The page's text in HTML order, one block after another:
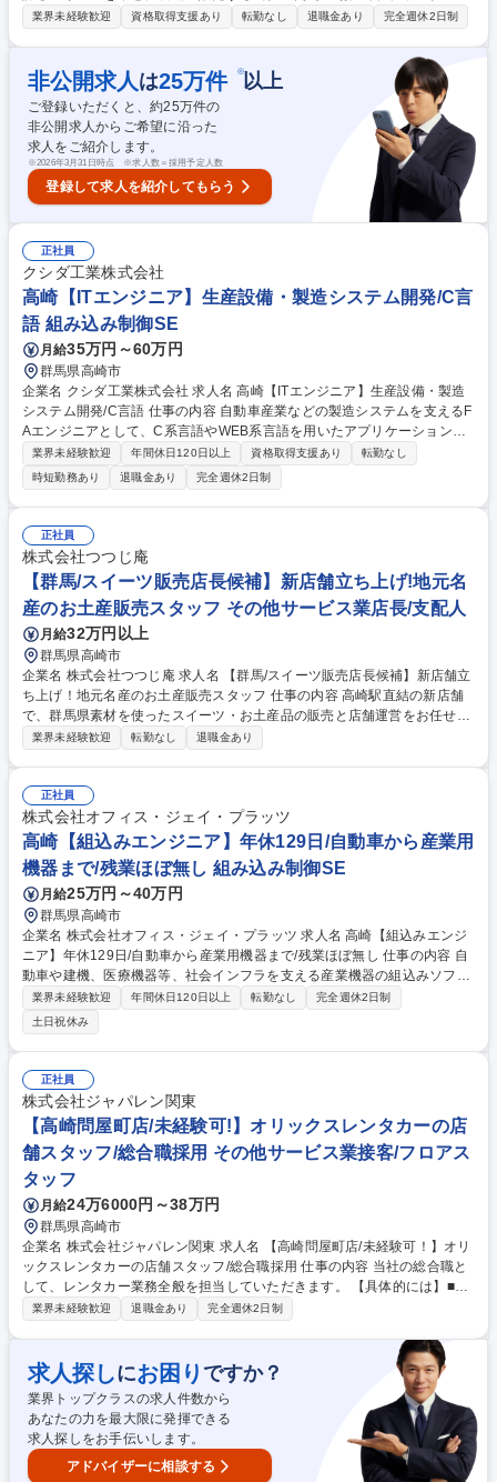
計画した生産予定に対し、適切な原料資材の手配と供給計画の立案やサプ
プロセスを作成する■生産計画を基にした原材料の購入計画を作成■年間を
通した在庫数及び在庫金額のコントロールを行い管理する■SAPデータ処
理■生産実績に伴うデータ集積およびロス分析■原料の移動指示書の作成■
棚卸に関する資料の取りまとめ■コストセービングの計画立案と実行 [変更
の範囲：会社の定める業務] 募集職種 高崎【原材料調達担当】世界シェア
No.1シリアルメーカー/設立60年以上の安定性
業界未経験歓迎 資格取得支援あり 転勤なし 退職金あり 完全週休2日制
非公開求人 は25万件 ※以上
ご登録いただくと、約25万件の
非公開求人からご希望に沿った
求人をご紹介します。
※2026年3月31日時点 ※求人数＝採用予定人数
登録して求人を紹介してもらう
正社員
クシダ工業株式会社
高崎【ITエンジニア】生産設備・製造システム開発/C言
語 組み込み制御SE
月給35万円～60万円
群馬県高崎市
企業名 クシダ工業株式会社 求人名 高崎【ITエンジニア】生産設備・製造
システム開発/C言語 仕事の内容 自動車産業などの製造システムを支えるF
Aエンジニアとして、C系言語やWEB系言語を用いたアプリケーション開
発や生産管理システムの構築・運用をお任せします。 工場向けアプリケー
ションや生産管理・監視システムの開発・運用を担当。PLCや上位システ
ムとの通信制御、機能改修、トラブル対応に加え、顧客との仕様打合せや
システム導入時の試運転・調整まで幅広く携わります。製造業のDX推進
を支え、技術力を活かして成長できる仕事です。 募集職種 高崎【ITエン
ジニア】生産設備・製造システム開発/C言語
業界未経験歓迎 年間休日120日以上 資格取得支援あり
転勤なし
時短勤務あり
退職金あり 完全週休2日制
正社員
株式会社つつじ庵
【群馬/スイーツ販売店長候補】新店舗立ち上げ!地元名
産のお土産販売スタッフ その他サービス業店長/支配人
月給32万円以上
群馬県高崎市
企業名 株式会社つつじ庵 求人名 【群馬/スイーツ販売店長候補】新店舗立
ち上げ！地元名産のお土産販売スタッフ 仕事の内容 高崎駅直結の新店舗
で、群馬県素材を使ったスイーツ・お土産品の販売と店舗運営をお任せし
ます！接客や売上管理に加え、スタッフのマネジメントも、イベント企画
メント ・商品の陳列、季節ごとの装飾、イベントの企画 募集職種 【群馬/
スイーツ販売店長候補】新店舗立ち上げ！地元名産のお土産販売スタッフ
業界未経験歓迎 転勤なし 退職金あり
正社員
株式会社オフィス・ジェイ・プラッツ
高崎【組込みエンジニア】年休129日/自動車から産業用
機器まで/残業ほぼ無し 組み込み制御SE
月給25万円～40万円
群馬県高崎市
企業名 株式会社オフィス・ジェイ・プラッツ 求人名 高崎【組込みエンジ
ニア】年休129日/自動車から産業用機器まで/残業ほぼ無し 仕事の内容 自
動車や建機、医療機器等、社会インフラを支える産業機器の組込みソフト
開発を主導していただきます。製品の「心臓部」を担う多様なプロジェク
トに参画し高度な技術力を駆使して製品価値の核を創造する業務です。
【具体的には】組み込みソフトウェア開発業務 （使用言語：Ｃ＋＋、Ｃ言
語） ■新規プロジェクトや、改修プロジェクトの要件定義、仕様検討 ■メ
ンバーと一緒に開発、プログラム作成、テスト、レビュー 募集職種 高崎
【組込みエンジニア】年休129日/自動車から産業用機器まで/残業ほぼ無し
業界未経験歓迎 年間休日120日以上 転勤なし
完全週休2日制
土日祝休み
正社員
株式会社ジャパレン関東
【高崎問屋町店/未経験可!】オリックスレンタカーの店
舗スタッフ/総合職採用 その他サービス業接客/フロアス
タッフ
月給24万6000円～38万円
群馬県高崎市
企業名 株式会社ジャパレン関東 求人名 【高崎問屋町店/未経験可！】オリ
ックスレンタカーの店舗スタッフ/総合職採用 仕事の内容 当社の総合職と
して、レンタカー業務全般を担当していただきます。 【具体的には】■外
販営業：月約20件程訪問をしていただきます。ほとんどが既存顧客でルー
い。 ■店舗内事務作業：立て替えの清算等、簡単な経理業務を行っていた
だきます。シフト表の作成等の勤怠の管理をしていただきます。 ■その他
社内での提出物の作成。※難しい業務ではないため経理経験ない方でも問
題ございません。 ■レンタカーの手配■電話対応、来店対応 等 募集職種
【高崎問屋町店/未経験可！】オリックスレンタカーの店舗スタッフ/総合
職採用
業界未経験歓迎 退職金あり 完全週休2日制
求人探しにお困り ですか？
業界トップクラスの求人件数から
あなたの力を最大限に発揮できる
求人探しをお手伝いします。
アドバイザーに相談する